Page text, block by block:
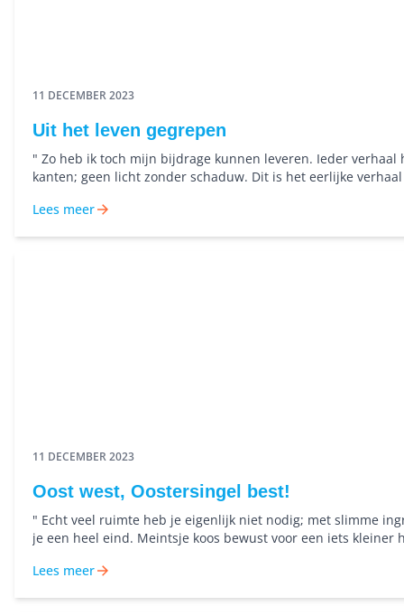
11 DECEMBER 2023
Uit het leven gegrepen
" Zo heb ik toch mijn bijdrage kunnen leveren. Ieder verhaal
kanten; geen licht zonder schaduw. Dit is het eerlijke
Lees meer
11 DECEMBER 2023
Oost west, Oostersingel best!
" Echt veel ruimte heb je eigenlijk niet nodig; met slimme
je een heel eind. Meintsje koos bewust voor een iets kleiner
vinden ook haar drie kinderen.
Lees meer